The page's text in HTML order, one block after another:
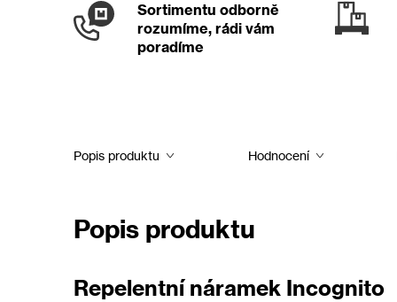
Sortimentu odborně
rozumíme, rádi vám
poradíme
Popis produktu Hodnocení
Popis produktu
Repelentní náramek Incognito